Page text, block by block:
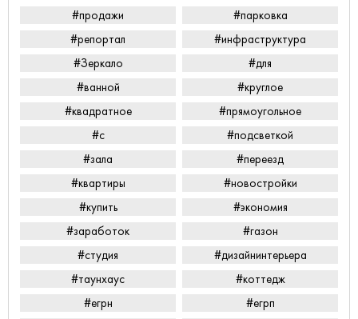
#продажи
#парковка
#репортал
#инфраструктура
#Зеркало
#для
#ванной
#круглое
#квадратное
#прямоугольное
#с
#подсветкой
#зала
#переезд
#квартиры
#новостройки
#купить
#экономия
#заработок
#газон
#студия
#дизайнинтерьера
#таунхаус
#коттедж
#егрн
#егрп